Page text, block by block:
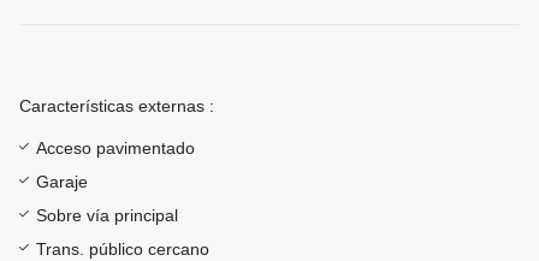
Características externas :
Acceso pavimentado
Garaje
Sobre vía principal
Trans. público cercano